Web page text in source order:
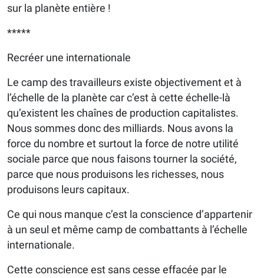
sur la planète entière !
*****
Recréer une internationale
Le camp des travailleurs existe objectivement et à
l’échelle de la planète car c’est à cette échelle-là
qu’existent les chaînes de production capitalistes.
Nous sommes donc des milliards. Nous avons la
force du nombre et surtout la force de notre utilité
sociale parce que nous faisons tourner la société,
parce que nous produisons les richesses, nous
produisons leurs capitaux.
Ce qui nous manque c’est la conscience d’appartenir
à un seul et même camp de combattants à l’échelle
internationale.
Cette conscience est sans cesse effacée par le